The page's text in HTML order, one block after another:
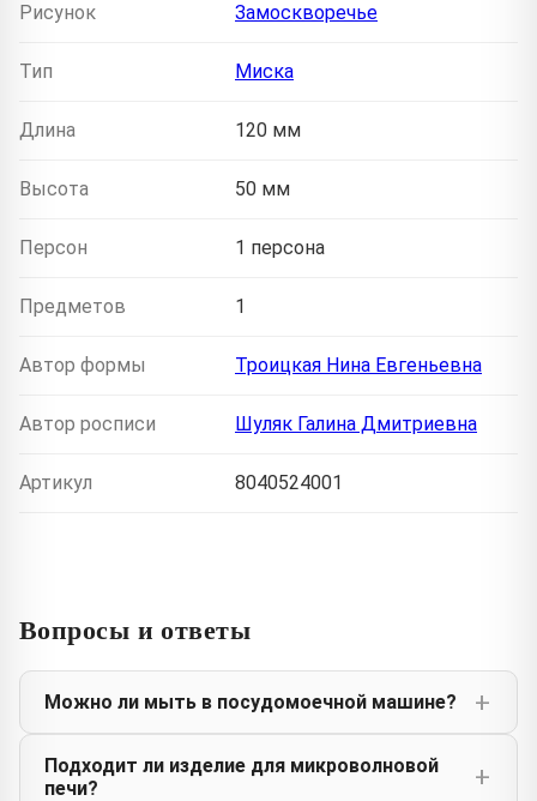
Рисунок Замоскворечье
Тип Миска
Длина 120 мм
Высота 50 мм
Персон 1 персона
Предметов 1
Автор формы Троицкая Нина Евгеньевна
Автор росписи Шуляк Галина Дмитриевна
Артикул 8040524001
Вопросы и ответы
Можно ли мыть в посудомоечной машине?
Подходит ли изделие для микроволновой
печи?